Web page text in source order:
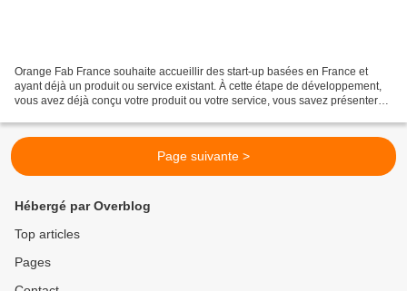
Orange Fab France souhaite accueillir des start-up basées en France et
ayant déjà un produit ou service existant. À cette étape de développement,
vous avez déjà conçu votre produit ou votre service, vous savez présenter
Page suivante >
Hébergé par Overblog
Top articles
Pages